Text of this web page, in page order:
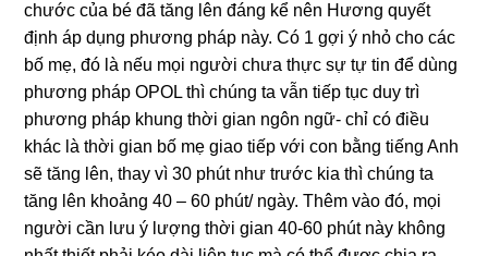
chước của bé đã tăng lên đáng kể nên Hương quyết
định áp dụng phương pháp này. Có 1 gợi ý nhỏ cho các
bố mẹ, đó là nếu mọi người chưa thực sự tự tin để dùng
phương pháp OPOL thì chúng ta vẫn tiếp tục duy trì
phương pháp khung thời gian ngôn ngữ- chỉ có điều
khác là thời gian bố mẹ giao tiếp với con bằng tiếng Anh
sẽ tăng lên, thay vì 30 phút như trước kia thì chúng ta
tăng lên khoảng 40 – 60 phút/ ngày. Thêm vào đó, mọi
người cần lưu ý lượng thời gian 40-60 phút này không